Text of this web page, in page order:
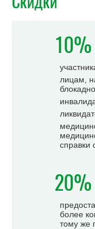
10%
лицам,
справки
20%
более
тому же